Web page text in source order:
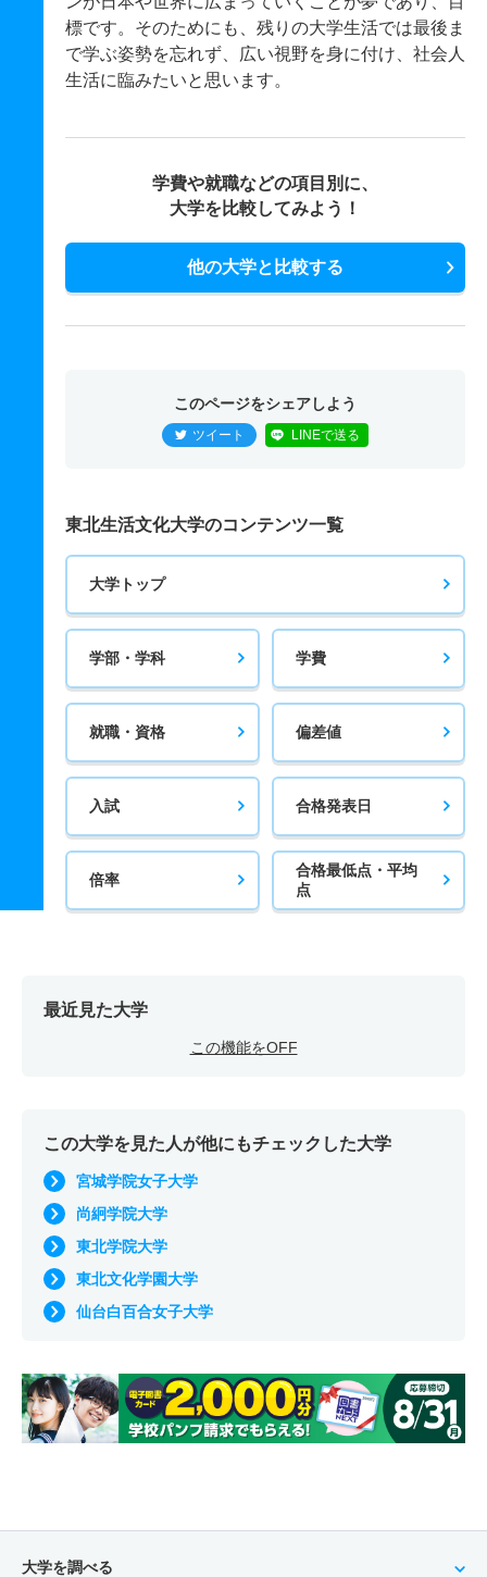
標です。そのためにも、残りの大学生活では最後ま
で学ぶ姿勢を忘れず、広い視野を身に付け、社会人
生活に臨みたいと思います。
学費や就職などの項目別に、
大学を比較してみよう！
他の大学と比較する
このページをシェアしよう
ツイート LINEで送る
東北生活文化大学のコンテンツ一覧
大学トップ
学部・学科 学費
就職・資格 偏差値
入試 合格発表日
倍率
合格最低点・平均
点
最近見た大学
この機能をOFF
この大学を見た人が他にもチェックした大学
宮城学院女子大学
尚絅学院大学
東北学院大学
東北文化学園大学
仙台白百合女子大学
大学を調べる